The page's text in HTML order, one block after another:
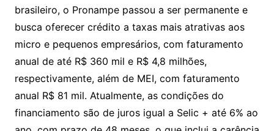
brasileiro, o Pronampe passou a ser permanente e
busca oferecer crédito a taxas mais atrativas aos
micro e pequenos empresários, com faturamento
anual de até R$ 360 mil e R$ 4,8 milhões,
respectivamente, além de MEI, com faturamento
anual R$ 81 mil. Atualmente, as condições do
financiamento são de juros igual a Selic + até 6% ao